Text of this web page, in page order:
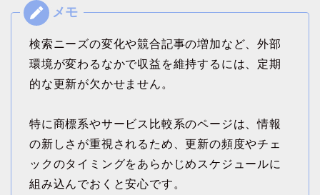
検索ニーズの変化や競合記事の増加など、外部
環境が変わるなかで収益を維持するには、定期
的な更新が欠かせません。
特に商標系やサービス比較系のページは、情報
の新しさが重視されるため、更新の頻度やチェ
ックのタイミングをあらかじめスケジュールに
組み込んでおくと安心です。